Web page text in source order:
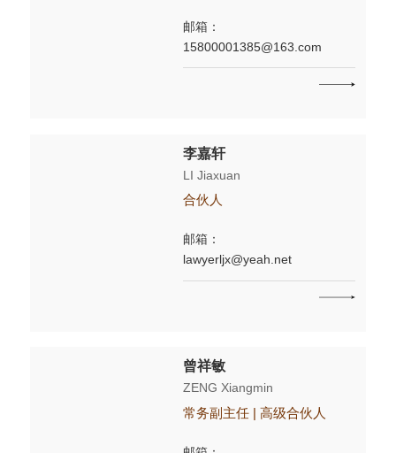
邮箱：
15800001385@163.com
李嘉轩
LI Jiaxuan
合伙人
邮箱：
lawyerljx@yeah.net
曾祥敏
ZENG Xiangmin
常务副主任 | 高级合伙人